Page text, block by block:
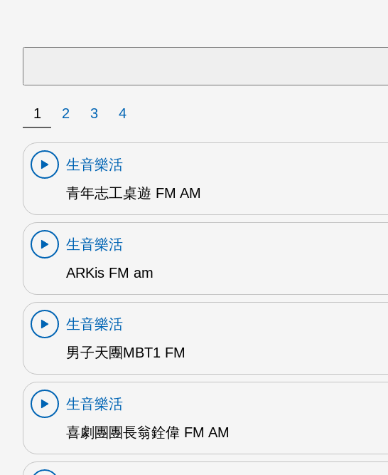
1 2 3 4
生音樂活
青年志工桌遊 FM AM
生音樂活
ARKis FM am
生音樂活
男子天團MBT1 FM
生音樂活
喜劇團團長翁銓偉 FM AM